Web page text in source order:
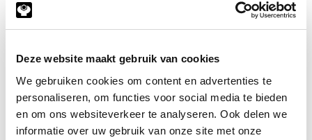
Deze website maakt gebruik van cookies
We gebruiken cookies om content en advertenties te
personaliseren, om functies voor social media te bieden
en om ons websiteverkeer te analyseren. Ook delen we
informatie over uw gebruik van onze site met onze